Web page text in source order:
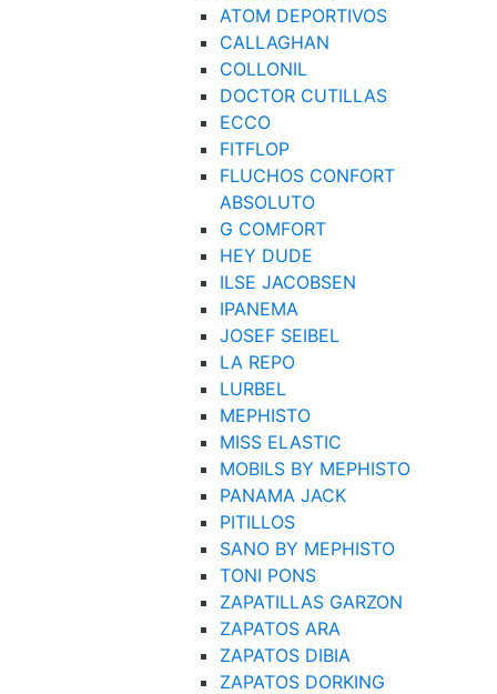
ATOM DEPORTIVOS
CALLAGHAN
COLLONIL
DOCTOR CUTILLAS
ECCO
FITFLOP
FLUCHOS CONFORT
ABSOLUTO
G COMFORT
HEY DUDE
ILSE JACOBSEN
IPANEMA
JOSEF SEIBEL
LA REPO
LURBEL
MEPHISTO
MISS ELASTIC
MOBILS BY MEPHISTO
PANAMA JACK
PITILLOS
SANO BY MEPHISTO
TONI PONS
ZAPATILLAS GARZON
ZAPATOS ARA
ZAPATOS DIBIA
ZAPATOS DORKING